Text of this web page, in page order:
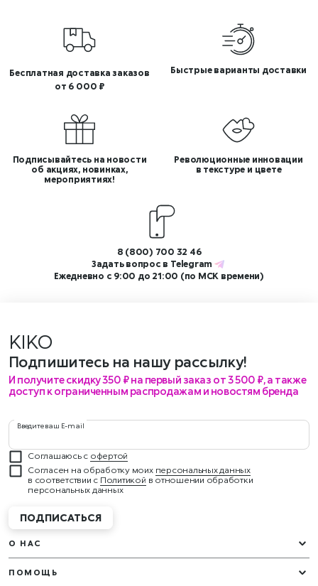
Бесплатная доставка заказов
от 6 000 ₽
Быстрые варианты доставки
Подписывайтесь на новости
об акциях, новинках,
мероприятиях!
Революционные инновации
в текстуре и цвете
8 (800) 700 32 46
Задать вопрос в Telegram
Ежедневно с 9:00 до 21:00 (по МСК времени)
KIKO
Подпишитесь на нашу рассылку!
И получите скидку 350 ₽ на первый заказ от 3 500 ₽, а также
доступ к ограниченным распродажам и новостям бренда
Введите ваш E-mail
Соглашаюсь с офертой
Согласен на обработку моих персональных данных
в соответствии с Политикой в отношении обработки
персональных данных
ПОДПИСАТЬСЯ
О НАС
ПОМОЩЬ